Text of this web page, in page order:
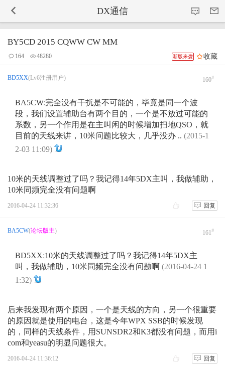
DX通信
BY5CD 2015 CQWW CW MM
164 48280 新版来袭 收藏
BD5XX(Lv6注册用户) 160#
BA5CW:完全没有干扰是不可能的，毕竟是同一个波
段，我们设置辅助台有两个目的，一个是不放过可能的
系数，另一个作用是在主叫闲的时候增加扫地QSO，就
目前的天线来讲，10米问题比较大，几乎没办 .. (2015-1
2-03 11:09)
10米的天线调整过了吗？我记得14年5DX主叫，我做辅助，
10米同频完全没有问题啊
2016-04-24 11:32:36 回复
BA5CW(论坛版主) 161#
BD5XX:10米的天线调整过了吗？我记得14年5DX主
叫，我做辅助，10米同频完全没有问题啊 (2016-04-24 1
1:32)
后来我发现有两个原因，一个是天线的方向，另一个很重要
的原因就是使用的电台，这是今年WPX SSB的时候发现
的，同样的天线条件，用SUNSDR2和K3都没有问题，而用i
com和yeasu的明显问题很大。
2016-04-24 11:36:12 回复